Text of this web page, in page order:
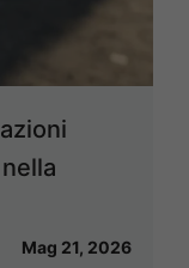
Mag 21, 2026